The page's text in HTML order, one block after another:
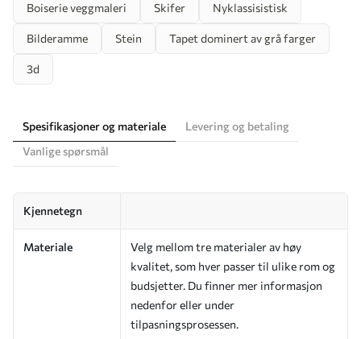
Boiserie veggmaleri Skifer Nyklassisistisk
Bilderamme Stein Tapet dominert av grå farger
3d
Spesifikasjoner og materiale
Levering og betaling
Vanlige spørsmål
Kjennetegn
Materiale
Velg mellom tre materialer av høy
kvalitet, som hver passer til ulike rom og
budsjetter. Du finner mer informasjon
nedenfor eller under
tilpasningsprosessen.